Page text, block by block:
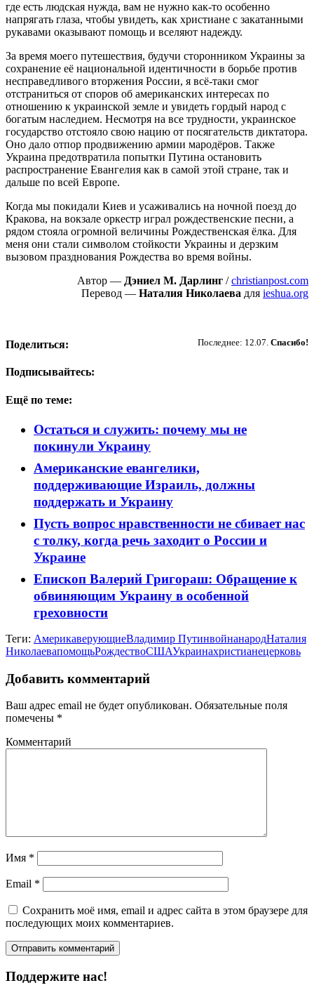
где есть людская нужда, вам не нужно как-то особенно
напрягать глаза, чтобы увидеть, как христиане с закатанными
рукавами оказывают помощь и вселяют надежду.
За время моего путешествия, будучи сторонником Украины за
сохранение её национальной идентичности в борьбе против
несправедливого вторжения России, я всё-таки смог
отстраниться от споров об американских интересах по
отношению к украинской земле и увидеть гордый народ с
богатым наследием. Несмотря на все трудности, украинское
государство отстояло свою нацию от посягательств диктатора.
Оно дало отпор продвижению армии мародёров. Также
Украина предотвратила попытки Путина остановить
распространение Евангелия как в самой этой стране, так и
дальше по всей Европе.
Когда мы покидали Киев и усаживались на ночной поезд до
Кракова, на вокзале оркестр играл рождественские песни, а
рядом стояла огромной величины Рождественская ёлка. Для
меня они стали символом стойкости Украины и дерзким
вызовом празднования Рождества во время войны.
Автор — Дэниел М. Дарлинг /christianpost.com
Перевод — Наталия Николаева для ieshua.org
Последнее: 12.07. Спасибо!
Поделиться:
Подписывайтесь:
Ещё по теме:
Остаться и служить: почему мы не
покинули Украину
Американские евангелики,
поддерживающие Израиль, должны
поддержать и Украину
Пусть вопрос нравственности не сбивает нас
с толку, когда речь заходит о России и
Украине
Епископ Валерий Григораш: Обращение к
обвиняющим Украину в особенной
греховности
Теги: АмерикаверующиеВладимир ПутинвойнанародНаталия
НиколаевапомощьРождествоСШАУкраинахристианецерковь
Добавить комментарий
Ваш адрес email не будет опубликован. Обязательные поля
помечены *
Комментарий
Имя *
Email *
Сохранить моё имя, email и адрес сайта в этом браузере для
последующих моих комментариев.
Поддержите нас!